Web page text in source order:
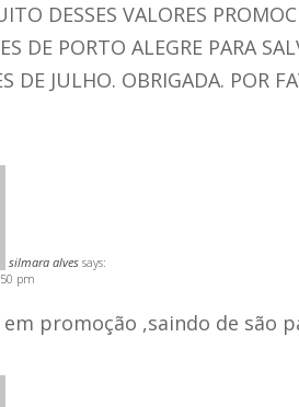
DESSES VALORES
DE PORTO ALEGRE PARA
DE JULHO. OBRIGADA. POR
silmara alves says:
pm
em promoção ,saindo de são